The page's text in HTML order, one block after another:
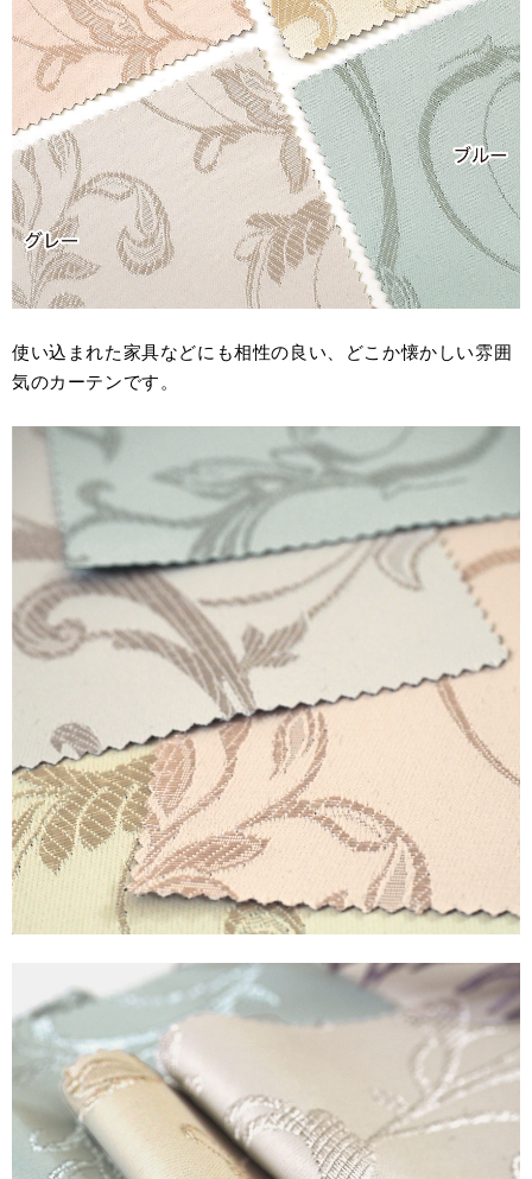
使い込まれた家具などにも相性の良い、どこか懐かしい雰囲
気のカーテンです。